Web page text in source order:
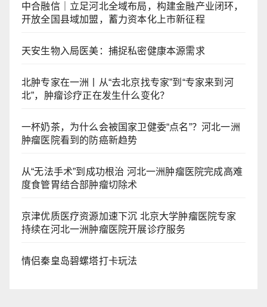
中合融信｜立足河北全域布局，构建金融产业闭环，
开放全国县域加盟，蓄力资本化上市新征程
天安生物入局医美：捕捉私密健康本源需求
北肿专家在一洲丨从“去北京找专家”到“专家来到河
北”，肿瘤诊疗正在发生什么变化？
一杯奶茶，为什么会被国家卫健委“点名”？河北一洲
肿瘤医院看到的防癌新趋势
从“无法手术”到成功根治 河北一洲肿瘤医院完成高难
度食管胃结合部肿瘤切除术
京津优质医疗资源加速下沉 北京大学肿瘤医院专家
持续在河北一洲肿瘤医院开展诊疗服务
情侣秦皇岛碧螺塔打卡玩法